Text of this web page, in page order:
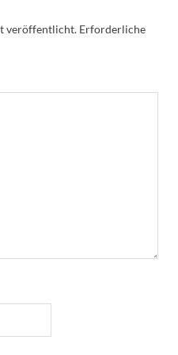
veröffentlicht. Erforderliche